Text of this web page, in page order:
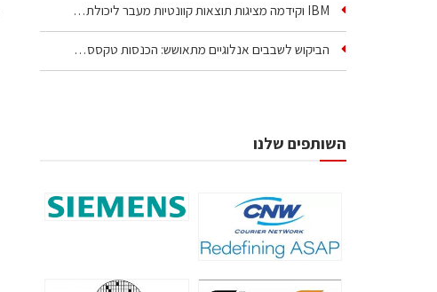
IBM וקידמה מציגות תוצאות קוונטיות מעבר ליכולת…
הביקוש לשבבים אנלוגיים מתאושש: הכנסות טקסס…
השותפים שלנו